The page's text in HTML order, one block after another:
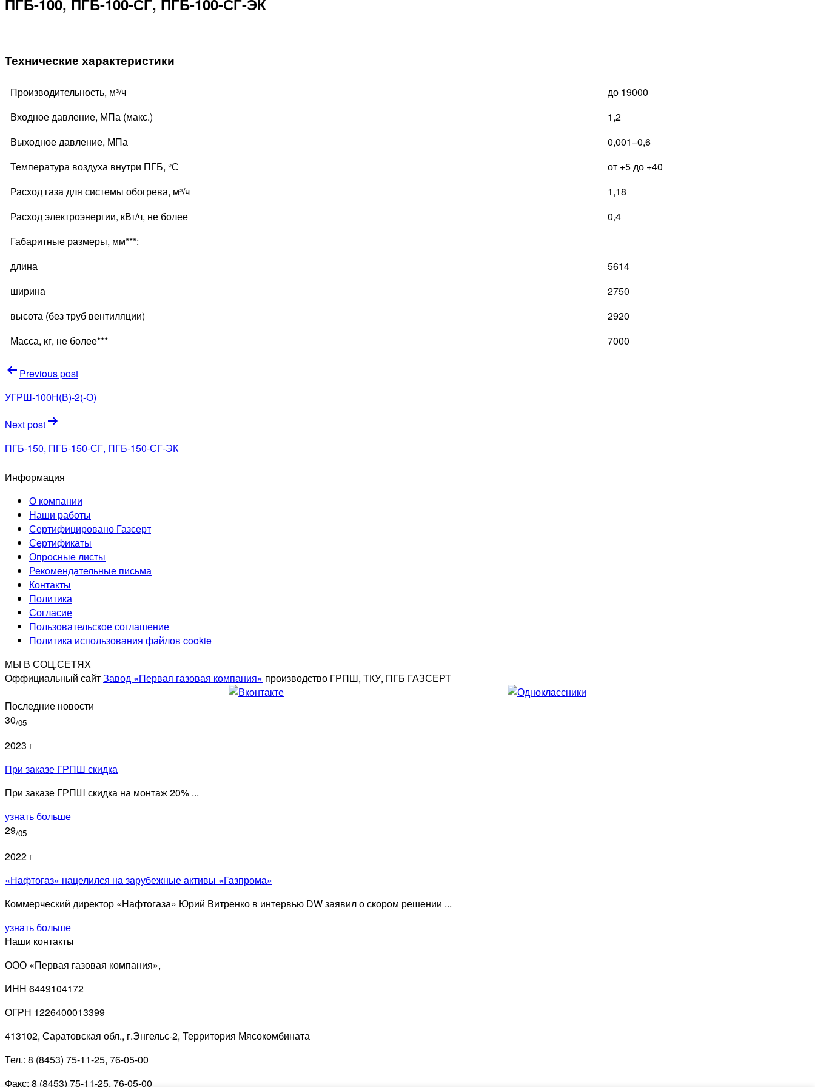
ПГБ-100, ПГБ-100-СГ, ПГБ-100-СГ-ЭК
Технические характеристики
Производительность, м³/ч
до 19000
Входное давление, МПа (макс.)
1,2
Выходное давление, МПа
0,001–0,6
Температура воздуха внутри ПГБ, °С
от +5 до +40
Расход газа для системы обогрева, м³/ч
1,18
Расход электроэнергии, кВт/ч, не более
0,4
Габаритные размеры, мм***:
длина
5614
ширина
2750
высота (без труб вентиляции)
2920
Масса, кг, не более***
7000
Навигация
по
записям
Previous post
УГРШ-100Н(В)-2(-О)
Next post
ПГБ-150, ПГБ-150-СГ, ПГБ-150-СГ-ЭК
Информация
О компании
Наши работы
Сертифицировано Газсерт
Сертификаты
Опросные листы
Рекомендательные письма
Контакты
Политика
Согласие
Пользовательское соглашение
Политика использования файлов cookie
МЫ В СОЦ.СЕТЯХ
Оффициальный сайтЗавод «Первая газовая компания» производство ГРПШ, ТКУ, ПГБ ГАЗСЕРТ
Последние новости
30/05
2023 г
При заказе ГРПШ скидка
При заказе ГРПШ скидка на монтаж 20% ...
узнать больше
29/05
2022 г
«Нафтогаз» нацелился на зарубежные активы «Газпрома»
Коммерческий директор «Нафтогаза» Юрий Витренко в интервью DW заявил о скором решении ...
узнать больше
Наши контакты
ООО «Первая газовая компания»,
ИНН 6449104172
ОГРН 1226400013399
413102, Саратовская обл., г.Энгельс-2, Территория Мясокомбината
Тел.: 8 (8453) 75-11-25, 76-05-00
Факс: 8 (8453) 75-11-25, 76-05-00